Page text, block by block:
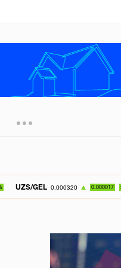
0.000320 0.000017 5.31%